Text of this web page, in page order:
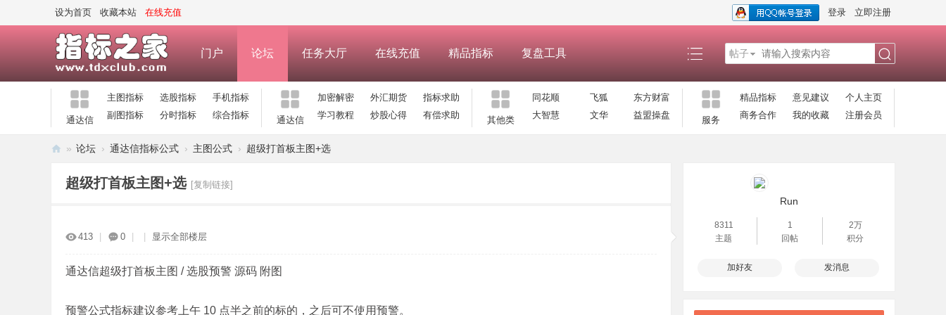
设为首页 收藏本站 在线充值 登录 立即注册
门户 论坛 任务大厅 在线充值 精品指标 复盘工具 帖子
通达信
主图指标 选股指标
手机指标
副图指标
分时指标 综合指标 通达信
加密解密 外汇期货
指标求助
学习教程
炒股心得 有偿求助 其他类
同花顺 飞狐
东方财富
大智慧
文华 益盟操盘 服务
精品指标 意见建议
个人主页
商务合作
我的收藏 注册会员
» 论坛 › 通达信指标公式 › 主图公式 › 超级打首板主图+选
超级打首板主图+选 [复制链接]
413 0 显示全部楼层
通达信超级打首板主图 / 选股预警 源码 附图
预警公式指标建议参考上午 10 点半之前的标的，之后可不使用预警。
Run
8311
主题
1
回帖
2万
积分
加好友 发消息